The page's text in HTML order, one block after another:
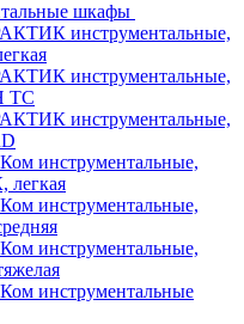
шкафы
инструментальные,
инструментальные,
TC
инструментальные,
инструментальные,
легкая
инструментальные,
инструментальные,
инструментальные